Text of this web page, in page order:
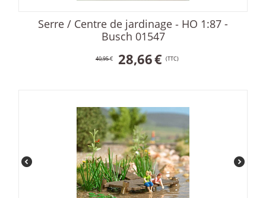
Serre / Centre de jardinage ‐ HO 1:87 -
Busch 01547
40,95€ 28,66€ (TTC)